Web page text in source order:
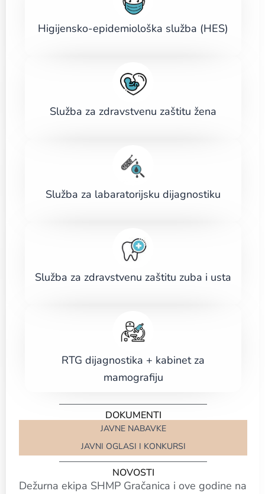
Higijensko-epidemiološka služba (HES)
Služba za zdravstvenu zaštitu žena
Služba za labaratorijsku dijagnostiku
Služba za zdravstvenu zaštitu zuba i usta
RTG dijagnostika + kabinet za
mamografiju
DOKUMENTI
JAVNE NABAVKE
JAVNI OGLASI I KONKURSI
NOVOSTI
Dežurna ekipa SHMP Gračanica i ove godine na